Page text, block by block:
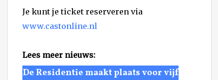
Je kunt je ticket reserveren via
www.castonline.nl
Lees meer nieuws:
De Residentie maakt plaats voor vijf